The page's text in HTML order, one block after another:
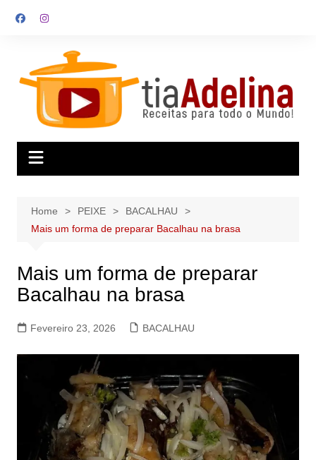
Home PEIXE
BACALHAU
Mais um forma de preparar Bacalhau na brasa
Mais um forma de preparar
Bacalhau na brasa
Fevereiro 23, 2026 BACALHAU